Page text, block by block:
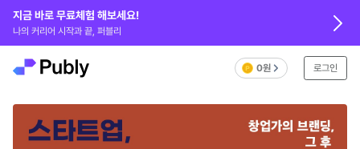
0원 로그인
지금 바로 무료체험 해보세요!
나의 커리어 시작과 끝, 퍼블리